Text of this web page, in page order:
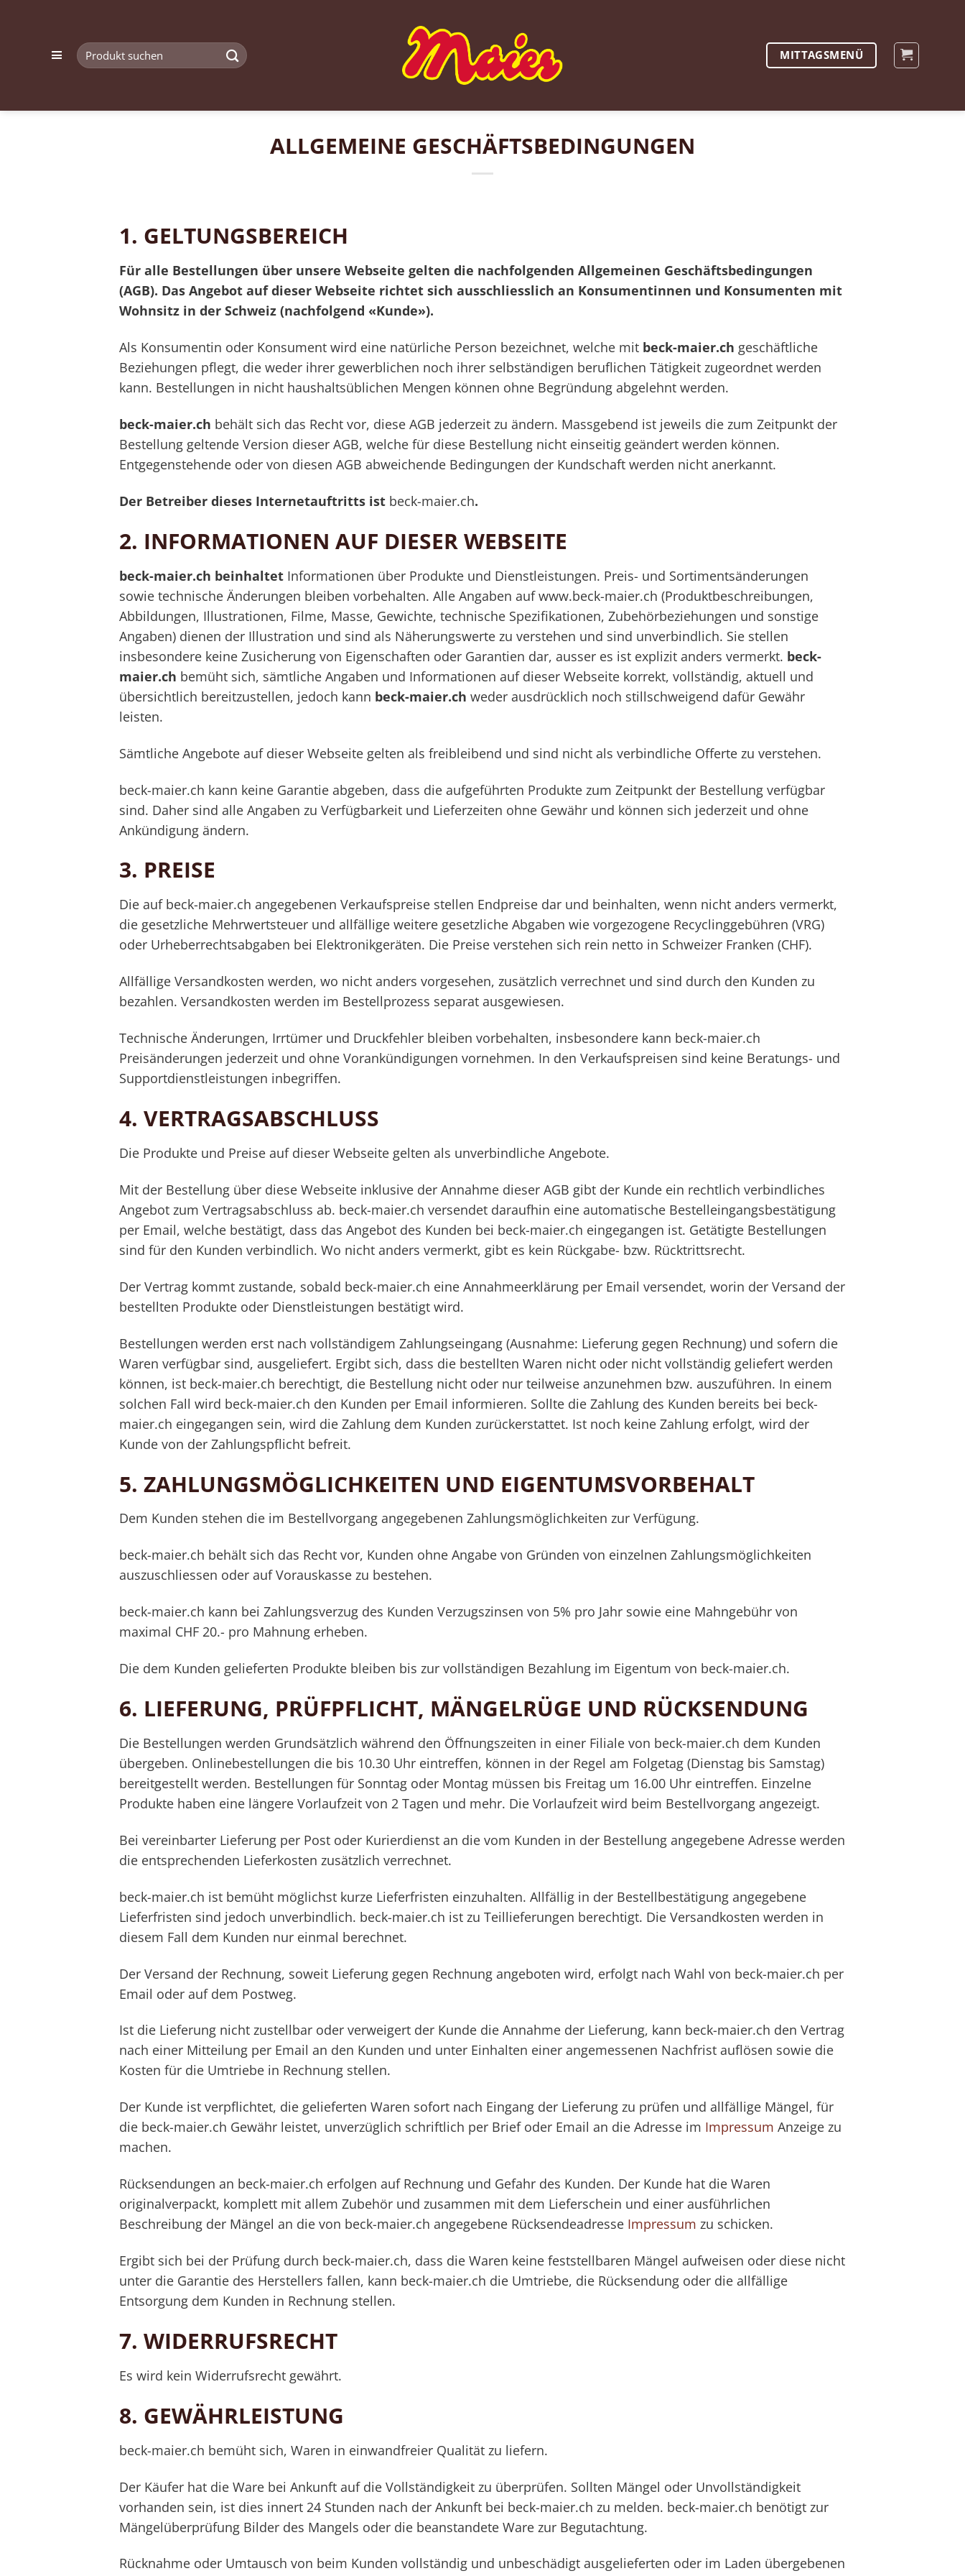
springen
Suchen
nach:
MITTAGSMENÜ
ALLGEMEINE GESCHÄFTSBEDINGUNGEN
1. GELTUNGSBEREICH
Für alle Bestellungen über unsere Webseite gelten die nachfolgenden Allgemeinen Geschäftsbedingungen
(AGB). Das Angebot auf dieser Webseite richtet sich ausschliesslich an Konsumentinnen und Konsumenten mit
Wohnsitz in der Schweiz (nachfolgend «Kunde»).
Als Konsumentin oder Konsument wird eine natürliche Person bezeichnet, welche mit beck-maier.ch geschäftliche
Beziehungen pflegt, die weder ihrer gewerblichen noch ihrer selbständigen beruflichen Tätigkeit zugeordnet werden
kann. Bestellungen in nicht haushaltsüblichen Mengen können ohne Begründung abgelehnt werden.
beck-maier.ch behält sich das Recht vor, diese AGB jederzeit zu ändern. Massgebend ist jeweils die zum Zeitpunkt der
Bestellung geltende Version dieser AGB, welche für diese Bestellung nicht einseitig geändert werden können.
Entgegenstehende oder von diesen AGB abweichende Bedingungen der Kundschaft werden nicht anerkannt.
Der Betreiber dieses Internetauftritts ist beck-maier.ch.
2. INFORMATIONEN AUF DIESER WEBSEITE
beck-maier.ch beinhaltet Informationen über Produkte und Dienstleistungen. Preis- und Sortimentsänderungen
sowie technische Änderungen bleiben vorbehalten. Alle Angaben auf www.beck-maier.ch (Produktbeschreibungen,
Abbildungen, Illustrationen, Filme, Masse, Gewichte, technische Spezifikationen, Zubehörbeziehungen und sonstige
Angaben) dienen der Illustration und sind als Näherungswerte zu verstehen und sind unverbindlich. Sie stellen
insbesondere keine Zusicherung von Eigenschaften oder Garantien dar, ausser es ist explizit anders vermerkt. beck-
maier.ch bemüht sich, sämtliche Angaben und Informationen auf dieser Webseite korrekt, vollständig, aktuell und
übersichtlich bereitzustellen, jedoch kann beck-maier.chweder ausdrücklich noch stillschweigend dafür Gewähr
leisten.
Sämtliche Angebote auf dieser Webseite gelten als freibleibend und sind nicht als verbindliche Offerte zu verstehen.
beck-maier.ch kann keine Garantie abgeben, dass die aufgeführten Produkte zum Zeitpunkt der Bestellung verfügbar
sind. Daher sind alle Angaben zu Verfügbarkeit und Lieferzeiten ohne Gewähr und können sich jederzeit und ohne
Ankündigung ändern.
3. PREISE
Die auf beck-maier.ch angegebenen Verkaufspreise stellen Endpreise dar und beinhalten, wenn nicht anders vermerkt,
die gesetzliche Mehrwertsteuer und allfällige weitere gesetzliche Abgaben wie vorgezogene Recyclinggebühren (VRG)
oder Urheberrechtsabgaben bei Elektronikgeräten. Die Preise verstehen sich rein netto in Schweizer Franken (CHF).
Allfällige Versandkosten werden, wo nicht anders vorgesehen, zusätzlich verrechnet und sind durch den Kunden zu
bezahlen. Versandkosten werden im Bestellprozess separat ausgewiesen.
Technische Änderungen, Irrtümer und Druckfehler bleiben vorbehalten, insbesondere kann beck-maier.ch
Preisänderungen jederzeit und ohne Vorankündigungen vornehmen. In den Verkaufspreisen sind keine Beratungs- und
Supportdienstleistungen inbegriffen.
4.VERTRAGSABSCHLUSS
Die Produkte und Preise auf dieser Webseite gelten als unverbindliche Angebote.
Mit der Bestellung über diese Webseite inklusive der Annahme dieser AGB gibt der Kunde ein rechtlich verbindliches
Angebot zum Vertragsabschluss ab. beck-maier.ch versendet daraufhin eine automatische Bestelleingangsbestätigung
per Email, welche bestätigt, dass das Angebot des Kunden bei beck-maier.ch eingegangen ist. Getätigte Bestellungen
sind für den Kunden verbindlich. Wo nicht anders vermerkt, gibt es kein Rückgabe- bzw. Rücktrittsrecht.
Der Vertrag kommt zustande, sobald beck-maier.ch eine Annahmeerklärung per Email versendet, worin der Versand der
bestellten Produkte oder Dienstleistungen bestätigt wird.
Bestellungen werden erst nach vollständigem Zahlungseingang (Ausnahme: Lieferung gegen Rechnung) und sofern die
Waren verfügbar sind, ausgeliefert. Ergibt sich, dass die bestellten Waren nicht oder nicht vollständig geliefert werden
können, ist beck-maier.ch berechtigt, die Bestellung nicht oder nur teilweise anzunehmen bzw. auszuführen. In einem
solchen Fall wird beck-maier.ch den Kunden per Email informieren. Sollte die Zahlung des Kunden bereits bei beck-
maier.ch eingegangen sein, wird die Zahlung dem Kunden zurückerstattet. Ist noch keine Zahlung erfolgt, wird der
Kunde von der Zahlungspflicht befreit.
5.ZAHLUNGSMÖGLICHKEITEN UND EIGENTUMSVORBEHALT
Dem Kunden stehen die im Bestellvorgang angegebenen Zahlungsmöglichkeiten zur Verfügung.
beck-maier.ch behält sich das Recht vor, Kunden ohne Angabe von Gründen von einzelnen Zahlungsmöglichkeiten
auszuschliessen oder auf Vorauskasse zu bestehen.
beck-maier.ch kann bei Zahlungsverzug des Kunden Verzugszinsen von 5% pro Jahr sowie eine Mahngebühr von
maximal CHF 20.- pro Mahnung erheben.
Die dem Kunden gelieferten Produkte bleiben bis zur vollständigen Bezahlung im Eigentum von beck-maier.ch.
6. LIEFERUNG, PRÜFPFLICHT, MÄNGELRÜGE UND RÜCKSENDUNG
Die Bestellungen werden Grundsätzlich während den Öffnungszeiten in einer Filiale von beck-maier.ch dem Kunden
übergeben. Onlinebestellungen die bis 10.30 Uhr eintreffen, können in der Regel am Folgetag (Dienstag bis Samstag)
bereitgestellt werden. Bestellungen für Sonntag oder Montag müssen bis Freitag um 16.00 Uhr eintreffen. Einzelne
Produkte haben eine längere Vorlaufzeit von 2 Tagen und mehr. Die Vorlaufzeit wird beim Bestellvorgang angezeigt.
Bei vereinbarter Lieferung per Post oder Kurierdienst an die vom Kunden in der Bestellung angegebene Adresse werden
die entsprechenden Lieferkosten zusätzlich verrechnet.
beck-maier.ch ist bemüht möglichst kurze Lieferfristen einzuhalten. Allfällig in der Bestellbestätigung angegebene
Lieferfristen sind jedoch unverbindlich. beck-maier.ch ist zu Teillieferungen berechtigt. Die Versandkosten werden in
diesem Fall dem Kunden nur einmal berechnet.
Der Versand der Rechnung, soweit Lieferung gegen Rechnung angeboten wird, erfolgt nach Wahl von beck-maier.ch per
Email oder auf dem Postweg.
Ist die Lieferung nicht zustellbar oder verweigert der Kunde die Annahme der Lieferung, kann beck-maier.ch den Vertrag
nach einer Mitteilung per Email an den Kunden und unter Einhalten einer angemessenen Nachfrist auflösen sowie die
Kosten für die Umtriebe in Rechnung stellen.
Der Kunde ist verpflichtet, die gelieferten Waren sofort nach Eingang der Lieferung zu prüfen und allfällige Mängel, für
die beck-maier.ch Gewähr leistet, unverzüglich schriftlich per Brief oder Email an die Adresse im Impressum Anzeige zu
machen.
Rücksendungen an beck-maier.ch erfolgen auf Rechnung und Gefahr des Kunden. Der Kunde hat die Waren
originalverpackt, komplett mit allem Zubehör und zusammen mit dem Lieferschein und einer ausführlichen
Beschreibung der Mängel an die von beck-maier.ch angegebene Rücksendeadresse Impressum zu schicken.
Ergibt sich bei der Prüfung durch beck-maier.ch, dass die Waren keine feststellbaren Mängel aufweisen oder diese nicht
unter die Garantie des Herstellers fallen, kann beck-maier.ch die Umtriebe, die Rücksendung oder die allfällige
Entsorgung dem Kunden in Rechnung stellen.
7.WIDERRUFSRECHT
Es wird kein Widerrufsrecht gewährt.
8. GEWÄHRLEISTUNG
beck-maier.ch bemüht sich, Waren in einwandfreier Qualität zu liefern.
Der Käufer hat die Ware bei Ankunft auf die Vollständigkeit zu überprüfen. Sollten Mängel oder Unvollständigkeit
vorhanden sein, ist dies innert 24 Stunden nach der Ankunft bei beck-maier.ch zu melden. beck-maier.ch benötigt zur
Mängelüberprüfung Bilder des Mangels oder die beanstandete Ware zur Begutachtung.
Rücknahme oder Umtausch von beim Kunden vollständig und unbeschädigt ausgelieferten oder im Laden übergebenen